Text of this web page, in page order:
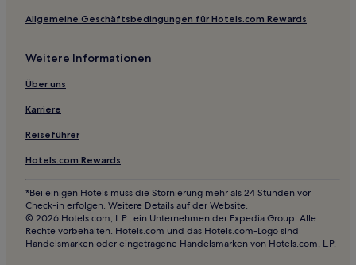
Familien in Belo Horizonte
Hotels mit Parkplatz in Belo Horizonte
Hotels mit inbegriffenem Frühstück in Belo Horizonte
Hotels mit inbegriffenem Frühstück nahe Lagoa da
Familien in Tiradentes
Haustierfreundliche in Tiradentes
Günstige in Tiradentes
Hotels mit Pool in Tiradentes
Allgemeine Geschäftsbedingungen für Hotels.com Rewards
Weitere Informationen
Über uns
Karriere
Reiseführer
Hotels.com Rewards
*Bei einigen Hotels muss die Stornierung mehr als 24 Stunden vor
Check-in erfolgen. Weitere Details auf der Website.
© 2026 Hotels.com, L.P., ein Unternehmen der Expedia Group. Alle
Rechte vorbehalten. Hotels.com und das Hotels.com-Logo sind
Handelsmarken oder eingetragene Handelsmarken von Hotels.com, L.P.